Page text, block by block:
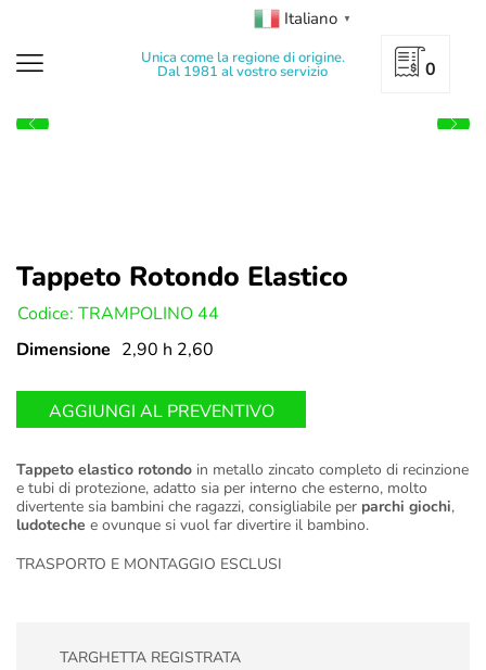
Italiano ▼
Unica come la regione di origine.
Dal 1981 al vostro servizio 0
Tappeto Rotondo Elastico
Codice: TRAMPOLINO 44
Dimensione 2,90 h 2,60
AGGIUNGI AL PREVENTIVO
Tappeto elastico rotondo in metallo zincato completo di recinzione
e tubi di protezione, adatto sia per interno che esterno, molto
divertente sia bambini che ragazzi, consigliabile per parchi giochi,
ludoteche e ovunque si vuol far divertire il bambino.
TRASPORTO E MONTAGGIO ESCLUSI
TARGHETTA REGISTRATA